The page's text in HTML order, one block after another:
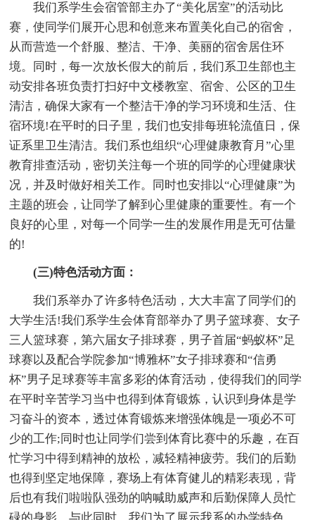
我们系学生会宿管部主办了“美化居室”的活动比
赛，使同学们展开心思和创意来布置美化自己的宿舍，
从而营造一个舒服、整洁、干净、美丽的宿舍居住环
境。同时，每一次放长假大的前后，我们系卫生部也主
动安排各班负责打扫好中文楼教室、宿舍、公区的卫生
清洁，确保大家有一个整洁干净的学习环境和生活、住
宿环境!在平时的日子里，我们也安排每班轮流值日，保
证系里卫生清洁。我们系也组织“心理健康教育月”心里
教育排查活动，密切关注每一个班的同学的心理健康状
况，并及时做好相关工作。同时也安排以“心理健康”为
主题的班会，让同学了解到心里健康的重要性。有一个
良好的心里，对每一个同学一生的发展作用是无可估量
的!
(三)特色活动方面：
我们系举办了许多特色活动，大大丰富了同学们的
大学生活!我们系学生会体育部举办了男子篮球赛、女子
三人篮球赛，第六届女子排球赛，男子首届“蚂蚁杯”足
球赛以及配合学院参加“博雅杯”女子排球赛和“信勇
杯”男子足球赛等丰富多彩的体育活动，使得我们的同学
在平时辛苦学习当中也得到体育锻炼，认识到身体是学
习奋斗的资本，透过体育锻炼来增强体魄是一项必不可
少的工作;同时也让同学们尝到体育比赛中的乐趣，在百
忙学习中得到精神的放松，减轻精神疲劳。我们的后勤
也得到坚定地保障，赛场上有体育健儿的精彩表现，背
后也有我们啦啦队强劲的呐喊助威声和后勤保障人员忙